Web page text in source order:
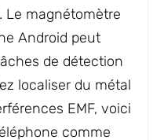
Le magnétomètre
Android peut
de détection
localiser du métal
EMF, voici
comme